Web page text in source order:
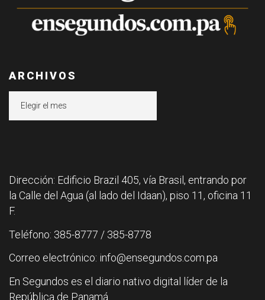
ARCHIVOS
Dirección: Edificio Brazil 405, vía Brasil, entrando por
la Calle del Agua (al lado del Idaan), piso 11, oficina 11
F.
Teléfono: 385-8777 / 385-8778
Correo electrónico: info@ensegundos.com.pa
En Segundos es el diario nativo digital líder de la
República de Panamá.